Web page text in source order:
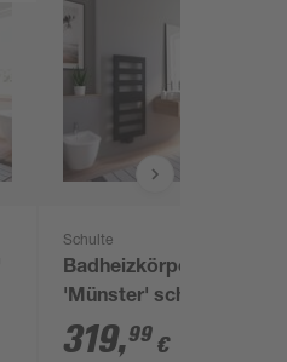
Schulte
Badheizkörper
'Münster' schwarz
114,3 x 50,5 cm
319,99 €